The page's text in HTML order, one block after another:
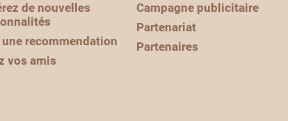
de nouvelles
une recommendation
vos amis
Campagne publicitaire
Partenariat
Partenaires